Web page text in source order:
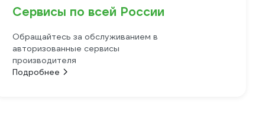
Сервисы по всей России
Обращайтесь за обслуживанием в
авторизованные сервисы
производителя
Подробнее